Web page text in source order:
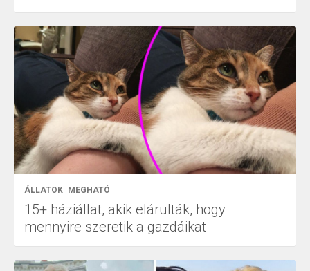
ÁLLATOK MEGHATÓ
15+ háziállat, akik elárulták, hogy
mennyire szeretik a gazdáikat